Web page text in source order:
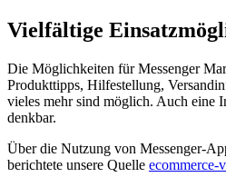
Vielfältige
Die Möglichkeiten für Messenger
Produkttipps, Hilfestellung,
vieles mehr sind möglich. Auch eine
denkbar.
Über die Nutzung von Messenger-
berichtete unsere Quelle ecommerce-